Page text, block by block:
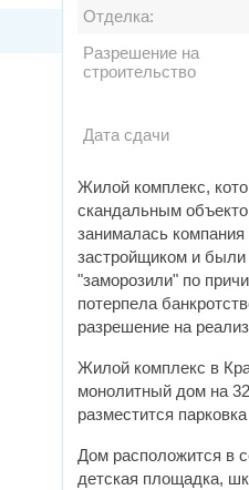
Отделка:
Разрешение на
строительство
Дата сдачи
Жилой комплекс,
скандальным
занималась
застройщиком и были
"заморозили" по
потерпела
разрешение на
Жилой комплекс в
монолитный дом на
разместится
Дом расположится в
детская площадка,